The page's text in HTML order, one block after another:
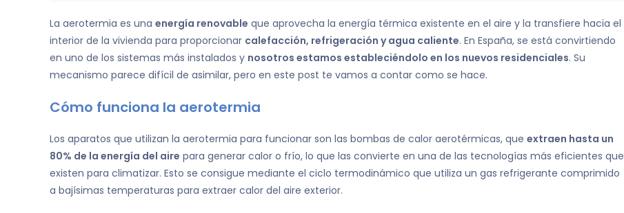
La aerotermia es una energía renovable que aprovecha la energía térmica existente en el aire y la transfiere hacia el
interior de la vivienda para proporcionar calefacción, refrigeración y agua caliente. En España, se está convirtiendo
en uno de los sistemas más instalados y nosotros estamos estableciéndolo en los nuevos residenciales. Su
mecanismo parece difícil de asimilar, pero en este post te vamos a contar como se hace.
Cómo funciona la aerotermia
Los aparatos que utilizan la aerotermia para funcionar son las bombas de calor aerotérmicas, que extraen hasta un
80% de la energía del aire para generar calor o frío, lo que las convierte en una de las tecnologías más eficientes que
existen para climatizar. Esto se consigue mediante el ciclo termodinámico que utiliza un gas refrigerante comprimido
a bajísimas temperaturas para extraer calor del aire exterior.